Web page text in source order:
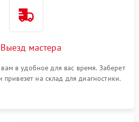
мастера
в удобное для вас время. Заберет
на склад для диагностики.